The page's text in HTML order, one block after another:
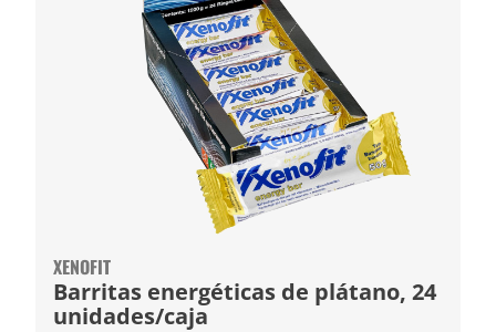
XENOFIT
Barritas energéticas de plátano, 24
unidades/caja